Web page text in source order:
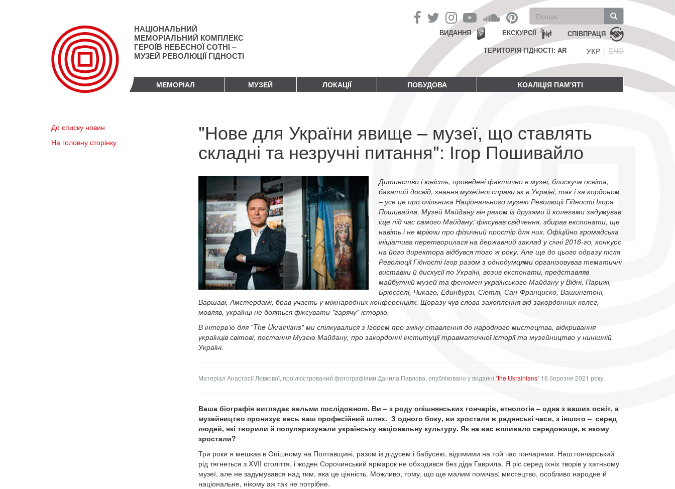
НАЦІОНАЛЬНИЙ
МЕМОРІАЛЬНИЙ КОМПЛЕКС
ГЕРОЇВ НЕБЕСНОЇ СОТНІ –
МУЗЕЙ РЕВОЛЮЦІЇ ГІДНОСТІ
Пошукова
форма
Пошук СПІВПРАЦЯ
ЕКСКУРСІЇ
ВИДАННЯ
ТЕРИТОРІЯ ГІДНОСТІ: AR
УКР ENG
МЕМОРІАЛ МУЗЕЙ ЛОКАЦІЇ ПОБУДОВА КОАЛІЦІЯ ПАМ'ЯТІ
До списку новин
На головну сторінку
"Нове для України явище – музеї, що ставлять
складні та незручні питання": Ігор Пошивайло
Дитинство і юність, проведені фактично в музеї, блискуча освіта,
багатий досвід, знання музейної справи як в Україні, так і за кордоном
– усе це про очільника Національного музею Революції Гідності Ігоря
Пошивайла. Музей Майдану він разом із друзями й колегами задумував
іще під час самого Майдану: фіксував свідчення, збирав експонати, ще
навіть і не мріючи про фізичний простір для них. Офіційно громадська
ініціатива перетворилася на державний заклад у січні 2016-го, конкурс
на його директора відбувся того ж року. Але ще до цього одразу після
Революції Гідності Ігор разом з однодумцями організовував тематичні
виставки й дискусії по Україні, возив експонати, представляв
майбутній музей та феномен українського Майдану у Відні, Парижі,
Брюсселі, Чикаго, Единбурзі, Сіетлі, Сан-Франциско, Вашингтоні,
Варшаві, Амстердамі, брав участь у міжнародних конференціях. Щоразу чув слова захоплення від закордонних колег,
мовляв, українці не бояться фіксувати "гарячу" історію.
В інтерв’ю для "The Ukrainians" ми спілкувалися з Ігорем про зміну ставлення до народного мистецтва, відкривання
українців світові, постання Музею Майдану, про закордонні інституції травматичної історії та музейництво у нинішній
Україні.
Матеріал Анастасії Левкової, проілюстрований фотографіями Данила Павлова, опубліковано у виданні "the Ukrainians"16 березня 2021 року.
Ваша біографія виглядає вельми послідовною. Ви – з роду опішнянських гончарів, етнологія – одна з ваших освіт, а
музейництво пронизує весь ваш професійний шлях. З одного боку, ви зростали в радянські часи, з іншого – серед
людей, які творили й популяризували українську національну культуру. Як на вас впливало середовище, в якому
зростали?
Три роки я мешкав в Опішному на Полтавщині, разом із дідусем і бабусею, відомими на той час гончарями. Наш гончарський
рід тягнеться з XVII століття, і жоден Сорочинський ярмарок не обходився без діда Гаврила. Я ріс серед їхніх творів у хатньому
музеї, але не задумувався над тим, яка це цінність. Можливо, тому, що ще малим помічав: мистецтво, особливо народне й
національне, нікому аж так не потрібне.